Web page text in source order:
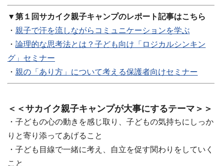
▼第１回サカイク親子キャンプのレポート記事はこちら
・ 親子で汗を流しながらコミュニケーションを学ぶ
・ 論理的な思考法とは？子ども向け「ロジカルシンキン
グ」セミナー
・ 親の「あり方」について考える保護者向けセミナー
＜＜サカイク親子キャンプが大事にするテーマ＞＞
・子どもの心の動きを感じ取り、子どもの気持ちにしっか
りと寄り添ってあげること
・子ども目線で一緒に考え、自立を促す関わりをしていく
こと